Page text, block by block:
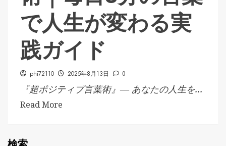
で人生が変わる実
践ガイド
phi72110 2025年8月13日 0
『超ポジティブ言葉術』— あなたの人生を...
Read More